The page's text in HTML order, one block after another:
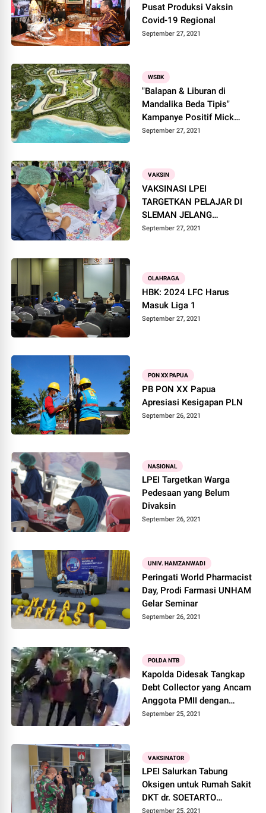
Pusat Produksi Vaksin
Covid-19 Regional
September 27, 2021
WSBK
"Balapan & Liburan di
Mandalika Beda Tipis"
Kampanye Positif Mick
Doohan bagi NTB
September 27, 2021
VAKSIN
VAKSINASI LPEI
TARGETKAN PELAJAR DI
SLEMAN JELANG
PEMBELAJARAN TATAP
September 27, 2021
OLAHRAGA
HBK: 2024 LFC Harus
Masuk Liga 1
September 27, 2021
PON XX PAPUA
PB PON XX Papua
Apresiasi Kesigapan PLN
September 26, 2021
NASIONAL
LPEI Targetkan Warga
Pedesaan yang Belum
Divaksin
September 26, 2021
UNIV. HAMZANWADI
Peringati World Pharmacist
Day, Prodi Farmasi UNHAM
Gelar Seminar
September 26, 2021
POLDA NTB
Kapolda Didesak Tangkap
Debt Collector yang Ancam
Anggota PMII dengan
Pistol
September 25, 2021
VAKSINATOR
LPEI Salurkan Tabung
Oksigen untuk Rumah Sakit
DKT dr. SOETARTO
September 25, 2021